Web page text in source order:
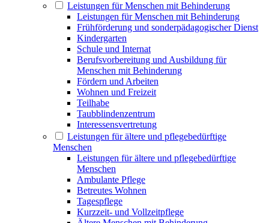
Leistungen für Menschen mit Behinderung
Leistungen für Menschen mit Behinderung
Frühförderung und sonderpädagogischer Dienst
Kindergarten
Schule und Internat
Berufsvorbereitung und Ausbildung für
Menschen mit Behinderung
Fördern und Arbeiten
Wohnen und Freizeit
Teilhabe
Taubblindenzentrum
Interessensvertretung
Leistungen für ältere und pflegebedürftige
Menschen
Leistungen für ältere und pflegebedürftige
Menschen
Ambulante Pflege
Betreutes Wohnen
Tagespflege
Kurzzeit- und Vollzeitpflege